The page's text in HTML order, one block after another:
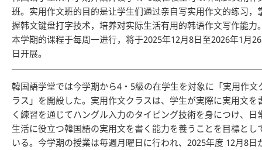
班。实用作文班的目的是让学生们通过亲自写实用作文的练习，
握韩文键盘打字技术，培养对实际生活有用的韩语作文写作能力
本学期的课程于每周一进行，将于2025年12月8日至2026年1月26
日开展。
韓国語学堂では今学期から4・5級の在学生を対象に「実用作文
ラス」を開設した。実用作文クラスは、学生が実際に実用文を
く練習を通じてハングル入力のタイピング技術を身につけ、日
生活に役立つ韓国語の実用文を書く能力を養うことを目標とし
いる。今学期の授業は毎週月曜日に行われ、2025年度 12月8日